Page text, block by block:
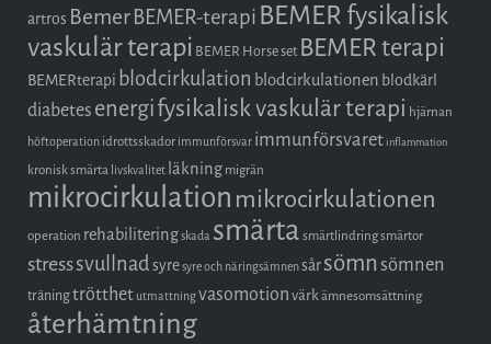
artros BemerBEMER-terapi BEMER fysikalisk
vaskulär terapi BEMER Horse set BEMER terapi
BEMERterapi blodcirkulation blodcirkulationen blodkärl
diabetesenergifysikalisk vaskulär terapi hjärnan
höftoperation idrottsskador immunförsvar immunförsvaret inflammation
kronisk smärta livskvalitet läkningmigrän
mikrocirkulation mikrocirkulationen
operation rehabiliteringskada smärtasmärtlindringsmärtor
stresssvullnadsyresyre och näringsämnensårsömnsömnen
träningtrötthet utmattningvasomotionvärkämnesomsättning
återhämtning